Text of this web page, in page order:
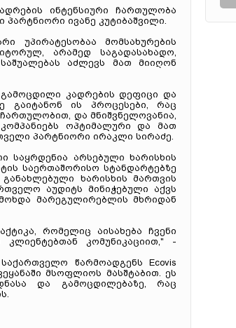
ინტენსიური ჩართულობა
პარტნიორი ივანე კუტიბაშვილი.
უპირატესობაა მომსახურების
არამედ საგადასახადო,
აძლევს მათ მიიღონ
კადრების დეფიცი და
გაიტანონ ის პროცესები, რაც
და მნიშვნელოვანია,
ოპტიმალური და მათ
პარტნიორი ირაკლი სირაძე.
საყრდენია არსებული ხარისხის
საერთაშორისო სტანდარტებზე
ხარისხის მართვის
აუდიტს მინიჭებული აქვს
მარეგულირებლის მხრიდან
რომელიც აისახება ჩვენი
კომუნიკაციით," -
წარმოადგენს Ecovis
მსოფლიოს მასშტაბით. ეს
და გამოცდილებაზე, რაც